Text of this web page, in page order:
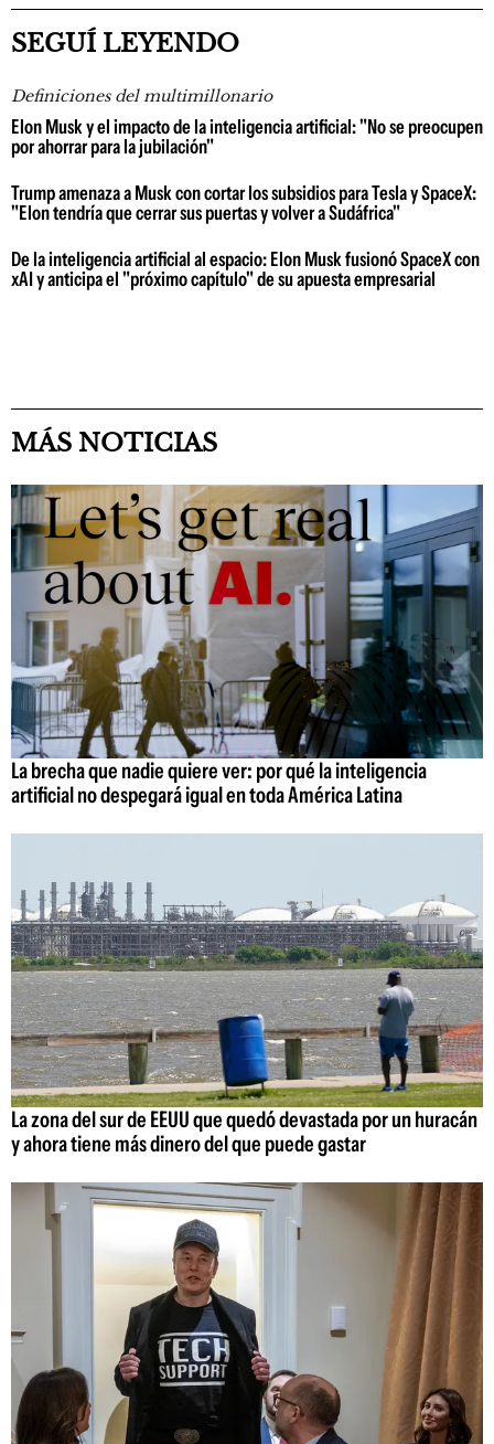
SEGUÍ LEYENDO
Definiciones del multimillonario
Elon Musk y el impacto de la inteligencia artificial: "No se preocupen
por ahorrar para la jubilación"
Trump amenaza a Musk con cortar los subsidios para Tesla y SpaceX:
"Elon tendría que cerrar sus puertas y volver a Sudáfrica"
De la inteligencia artificial al espacio: Elon Musk fusionó SpaceX con
xAI y anticipa el "próximo capítulo" de su apuesta empresarial
MÁS NOTICIAS
La brecha que nadie quiere ver: por qué la inteligencia
artificial no despegará igual en toda América Latina
La zona del sur de EEUU que quedó devastada por un huracán
y ahora tiene más dinero del que puede gastar